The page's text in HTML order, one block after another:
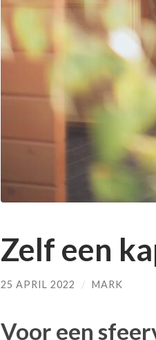
Zelf een
25 APRIL 2022 / MARK
Voor een